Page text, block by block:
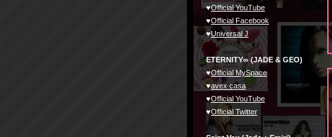
♥Official YouTube
♥Official Facebook
♥Universal J
ETERNITY∞ (JADE & GEO)
♥Official MySpace
♥avex casa
♥Official YouTube
♥Official Twitter